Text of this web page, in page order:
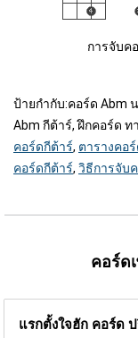
การจับค
ป้ายกำกับ:คอร์ด Abm
Abm กีต้าร์, ฝึกคอร์ด ท
คอร์ดกีต้าร์, ตารางคอ
คอร์ดกีต้าร์, วิธีการจับ
คอร์ด
แรกตั้งใจฮัก คอร์ด